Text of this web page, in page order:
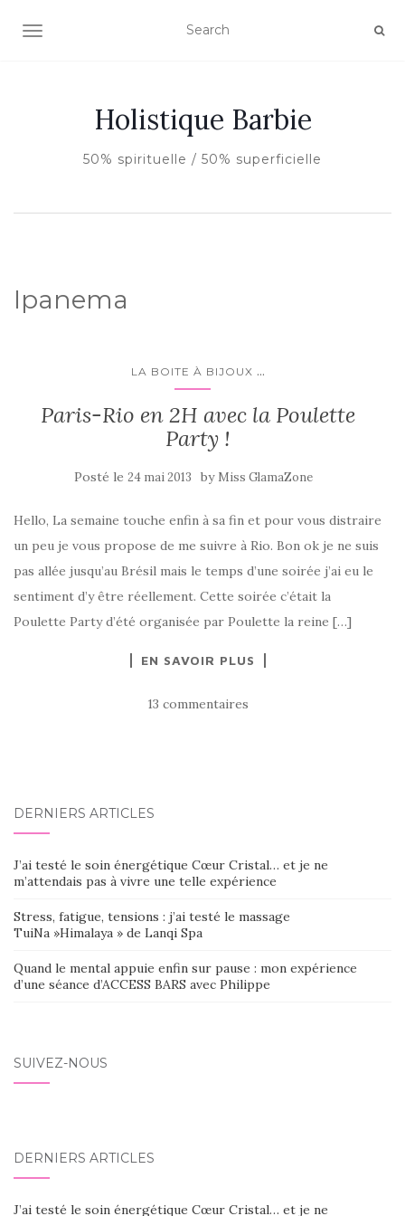
AFFICHER/MASQUER LA NAVIGATION
Holistique Barbie
50% spirituelle / 50% superficielle
Ipanema
LA BOITE À BIJOUX ...
Paris-Rio en 2H avec la Poulette
Party !
Posté le 24 mai 2013 by Miss GlamaZone
Hello, La semaine touche enfin à sa fin et pour vous distraire
un peu je vous propose de me suivre à Rio. Bon ok je ne suis
pas allée jusqu’au Brésil mais le temps d’une soirée j’ai eu le
sentiment d’y être réellement. Cette soirée c’était la
Poulette Party d’été organisée par Poulette la reine […]
EN SAVOIR PLUS
13 commentaires
DERNIERS ARTICLES
J’ai testé le soin énergétique Cœur Cristal… et je ne
m’attendais pas à vivre une telle expérience
Stress, fatigue, tensions : j’ai testé le massage
TuiNa »Himalaya » de Lanqi Spa
Quand le mental appuie enfin sur pause : mon expérience
d’une séance d’ACCESS BARS avec Philippe
SUIVEZ-NOUS
DERNIERS ARTICLES
J’ai testé le soin énergétique Cœur Cristal… et je ne